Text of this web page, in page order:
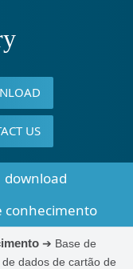
US
download
conhecimento
➔ Base de
dados de cartão de